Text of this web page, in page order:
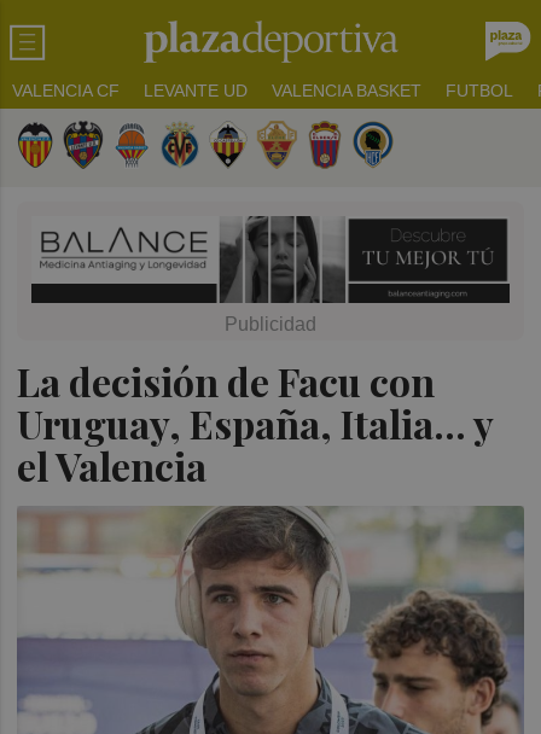
VALENCIA CF LEVANTE UD VALENCIA BASKET FUTBOL
La decisión de Facu con
Uruguay, España, Italia... y
el Valencia